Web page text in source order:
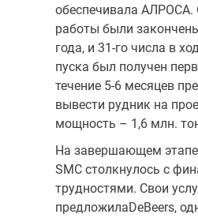
обеспечивала АЛРОСА.
работы были
года, и 31-го числа в
пуска был получен
течение 5-6 месяцев
вывести рудник на
мощность – 1,6 млн.
На завершающем этапе
SMC столкнулось с
трудностями. Свои
предложилаDeBeers,